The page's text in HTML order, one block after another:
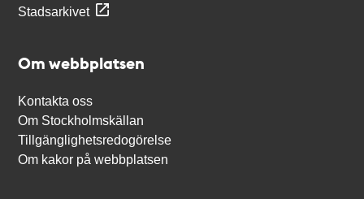
Stadsarkivet
Om webbplatsen
Kontakta oss
Om Stockholmskällan
Tillgänglighetsredogörelse
Om kakor på webbplatsen